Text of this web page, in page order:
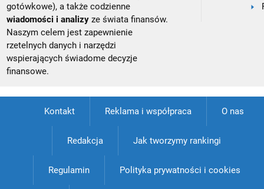
gotówkowe), a także codzienne
wiadomości i analizy ze świata finansów.
Naszym celem jest zapewnienie
rzetelnych danych i narzędzi
wspierających świadome decyzje
finansowe.
Kontakt Reklama i współpraca O nas
Redakcja Jak tworzymy rankingi
Regulamin Polityka prywatności i cookies